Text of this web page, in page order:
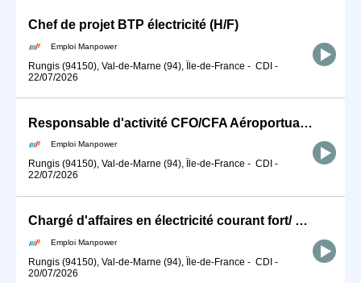
Chef de projet BTP électricité (H/F)
Emploi Manpower
Rungis (94150), Val-de-Marne (94), Île-de-France - CDI -
22/07/2026
Responsable d'activité CFO/CFA Aéroportuaire (H/F)
Emploi Manpower
Rungis (94150), Val-de-Marne (94), Île-de-France - CDI -
22/07/2026
Chargé d'affaires en électricité courant fort/ Courant Faible (H/F)
Emploi Manpower
Rungis (94150), Val-de-Marne (94), Île-de-France - CDI -
20/07/2026